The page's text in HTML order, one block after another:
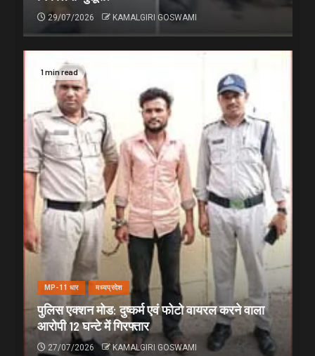
29/07/2026 KAMALGIRI GOSWAMI
1 min read
MP-11 धार मध्यप्रदेश
पुलिस एक्शन मोड: दुष्कर्म एवं फोटो वायरल करने वाला
आरोपी 12 घन्टे में गिरफ्तार
27/07/2026 KAMALGIRI GOSWAMI